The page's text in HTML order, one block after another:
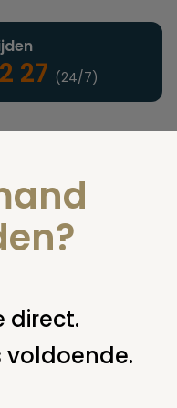
27 (24/7)
overig begraven /
direct.
voldoende.